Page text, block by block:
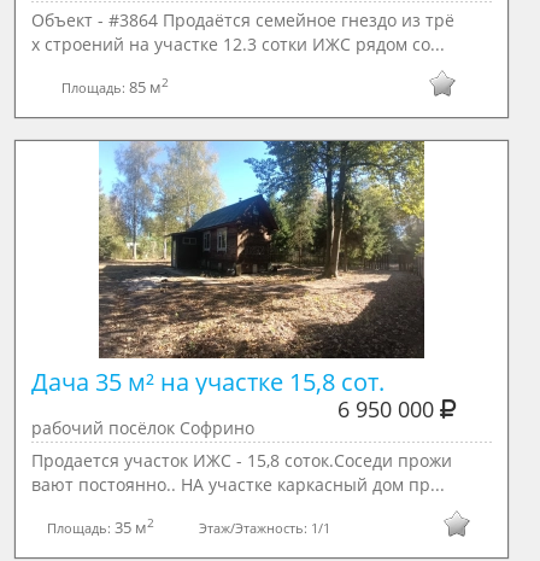
Объект - #3864 Продаётся семейное гнездо из трё
х строений на участке 12.3 сотки ИЖС рядом со...
Площадь:85 м2
Дача 35 м² на участке 15,8 сот.
6 950 000
рабочий посёлок Софрино
Продается участок ИЖС - 15,8 соток.Соседи прожи
вают постоянно.. НА участке каркасный дом пр...
Площадь:35 м2 Этаж/Этажность: 1/1